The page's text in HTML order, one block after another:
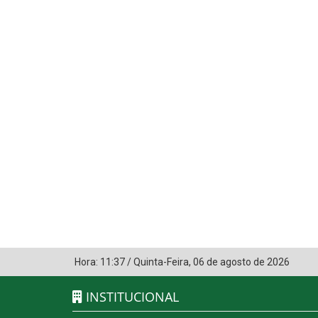
Hora: 11:37/Quinta-Feira, 06 de agosto de 2026
INSTITUCIONAL